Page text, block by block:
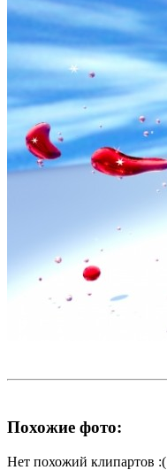
Похожие фото:
Нет похожий клипартов :(